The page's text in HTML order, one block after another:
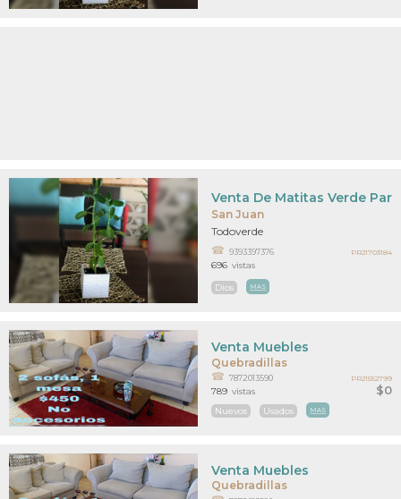
San Juan
Venta De Matitas Verde
Todoverde
9393397376
Dios MAS
696 vistas
PR21703184
Quebradillas
$0
Venta Muebles
7872013590
Nuevos Usados MAS
789 vistas
PR21552799
Quebradillas
Venta Muebles